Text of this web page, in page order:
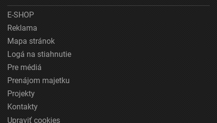
E-SHOP
Reklama
Mapa stránok
Logá na stiahnutie
Pre médiá
Prenájom majetku
Projekty
Kontakty
Upraviť cookies